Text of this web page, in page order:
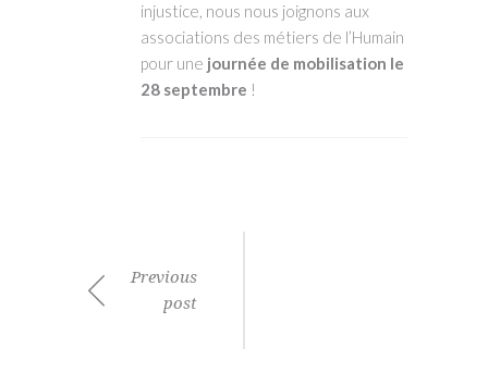
injustice, nous nous joignons aux
associations des métiers de l’Humain
pour une journée de mobilisation le
28 septembre !
Previous
post